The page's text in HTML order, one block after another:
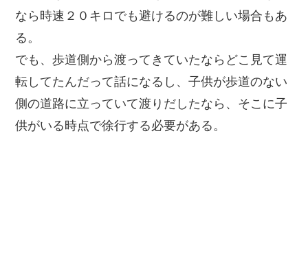
なら時速２０キロでも避けるのが難しい場合もあ
る。
でも、歩道側から渡ってきていたならどこ見て運
転してたんだって話になるし、子供が歩道のない
側の道路に立っていて渡りだしたなら、そこに子
供がいる時点で徐行する必要がある。